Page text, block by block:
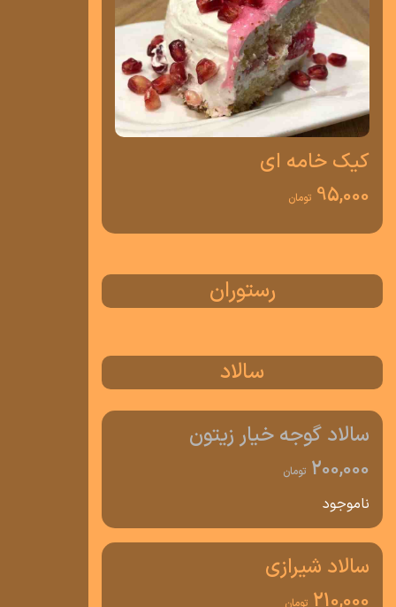
کیک خامه ای
95,000 تومان
رستوران
سالاد
سالاد گوجه خیار زیتون
200,000 تومان
ناموجود
سالاد شیرازی
210,000 تومان